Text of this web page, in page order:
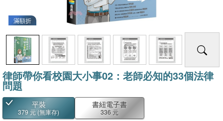
滿額折
律師帶你看校園大小事02：老師必知的33個法律
問題
平裝
379 元 (無庫存)
書紐電子書
336 元